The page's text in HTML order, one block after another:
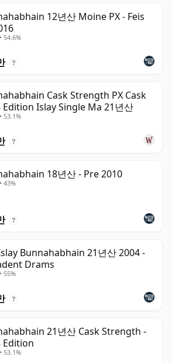
12년산 Moine PX - Feis
54.6%
?
Cask Strength PX Cask
Edition Islay Single Ma 21년산
53.1%
?
18년산 - Pre 2010
43%
?
Bunnahabhain 21년산 2004 -
Drams
55%
?
21년산 Cask Strength -
Edition
53.1%